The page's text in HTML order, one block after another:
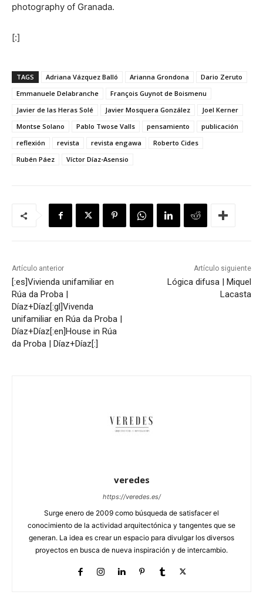
photography of Granada.
[:]
TAGS Adriana Vázquez Balló Arianna Grondona
Dario Zeruto
Emmanuele Delabranche
François Guynot de Boismenu
Javier de las Heras Solé
Javier Mosquera González
Joel Kerner
Montse Solano
Pablo Twose Valls pensamiento
publicación
reflexión
revista revista engawa
Roberto Cides
Rubén Páez
Víctor Díaz-Asensio
Artículo anterior
[:es]Vivienda unifamiliar en
Rúa da Proba |
Díaz+Díaz[:gl]Vivenda
unifamiliar en Rúa da Proba |
Díaz+Díaz[:en]House in Rúa
da Proba | Díaz+Díaz[:]
Artículo siguiente
Lógica difusa | Miquel
Lacasta
veredes
https://veredes.es/
Surge enero de 2009 como búsqueda de satisfacer el
conocimiento de la actividad arquitectónica y tangentes que se
generan. La idea es crear un espacio para divulgar los diversos
proyectos en busca de nueva inspiración y de intercambio.